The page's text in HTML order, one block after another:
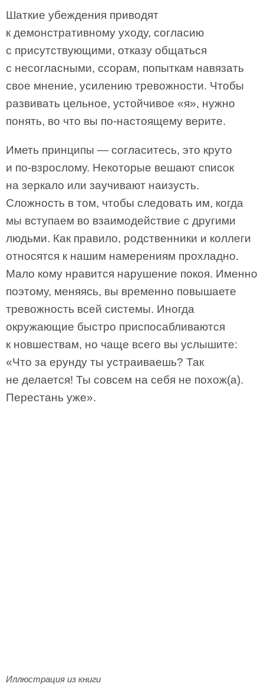
Шаткие убеждения приводят
к демонстративному уходу, согласию
с присутствующими, отказу общаться
с несогласными, ссорам, попыткам навязать
свое мнение, усилению тревожности. Чтобы
развивать цельное, устойчивое «я», нужно
понять, во что вы по-настоящему верите.
Иметь принципы — согласитесь, это круто
и по-взрослому. Некоторые вешают список
на зеркало или заучивают наизусть.
Сложность в том, чтобы следовать им, когда
мы вступаем во взаимодействие с другими
людьми. Как правило, родственники и коллеги
относятся к нашим намерениям прохладно.
Мало кому нравится нарушение покоя. Именно
поэтому, меняясь, вы временно повышаете
тревожность всей системы. Иногда
окружающие быстро приспосабливаются
к новшествам, но чаще всего вы услышите:
«Что за ерунду ты устраиваешь? Так
не делается! Ты совсем на себя не похож(а).
Перестань уже».
Иллюстрация из книги